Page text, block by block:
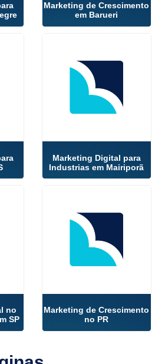
Marketing de Crescimento
em Barueri
Marketing Digital para
Industrias em Mairiporã
no
SP
Marketing de Crescimento
no PR